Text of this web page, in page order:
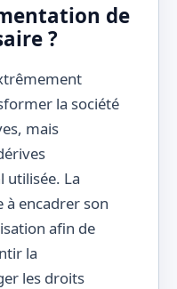
de
?
la société
mais
utilisée. La
à encadrer son
afin de
la
les droits